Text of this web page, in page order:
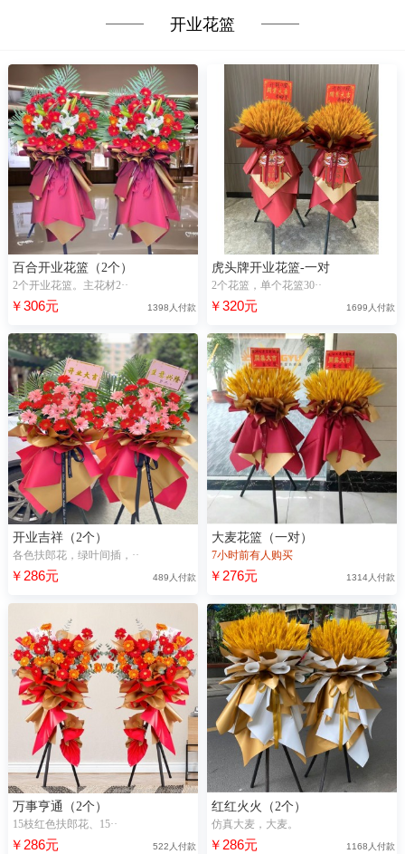
开业花篮
百合开业花篮（2个）
2个开业花篮。主花材2··
￥306元 1398人付款
虎头牌开业花篮-一对
2个花篮，单个花篮30··
￥320元 1699人付款
开业吉祥（2个）
各色扶郎花，绿叶间插，··
￥286元 489人付款
大麦花篮（一对）
7小时前有人购买
￥276元 1314人付款
万事亨通（2个）
15枝红色扶郎花、15··
￥286元 522人付款
红红火火（2个）
仿真大麦，大麦。
￥286元 1168人付款